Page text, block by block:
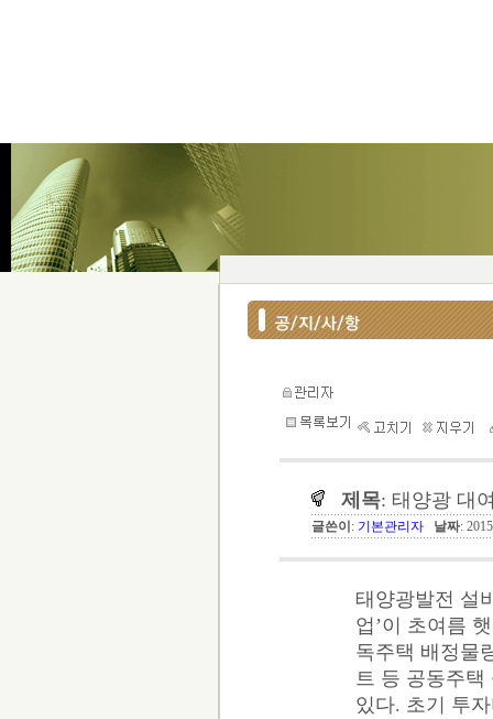
제목: 태양광 대
글쓴이 : 기본관리자 날짜:
태양광발전 설
업’이 초여름
독주택 배정물
트 등 공동주택
있다. 초기 투